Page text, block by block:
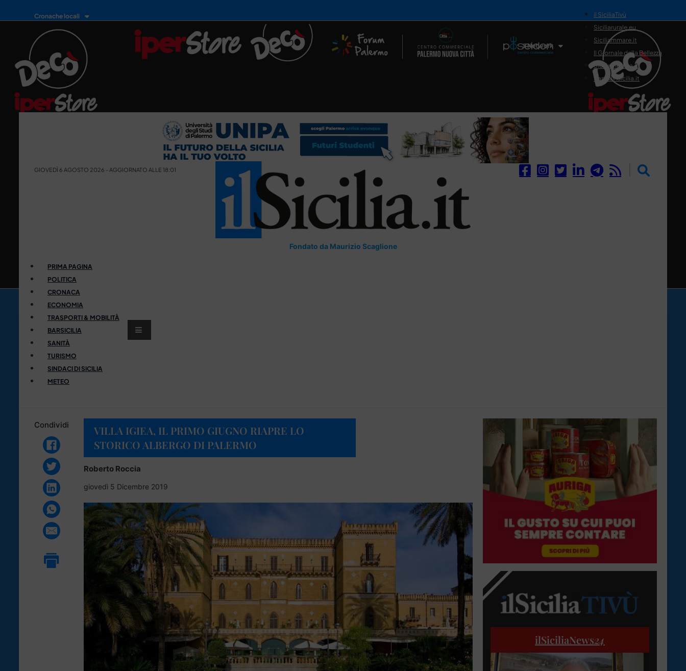
Cronache locali
Il Network
il SiciliaTivù
Siciliarurale.eu
Siciliammare.it
Il Giornale della Bellezza
Siciliamedica.it
Sanitainsicilia.it
GIOVEDÌ 6 AGOSTO 2026 - AGGIORNATO ALLE 18:01
Fondato da Maurizio Scaglione
PRIMA PAGINA
POLITICA
CRONACA
ECONOMIA
TRASPORTI & MOBILITÀ
BARSICILIA
SANITÀ
TURISMO
SINDACI DI SICILIA
METEO
Condividi
VILLA IGIEA, IL PRIMO GIUGNO RIAPRE LO
STORICO ALBERGO DI PALERMO
Roberto Roccia
giovedì 5 Dicembre 2019
ilSiciliaNews24